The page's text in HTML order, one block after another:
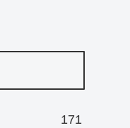
171